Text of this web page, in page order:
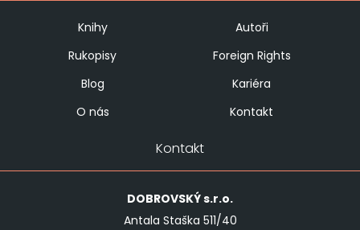
Knihy
Autoři
Rukopisy
Foreign Rights
Blog
Kariéra
O nás
Kontakt
Kontakt
DOBROVSKÝs.r.o.
Antala Staška 511/40